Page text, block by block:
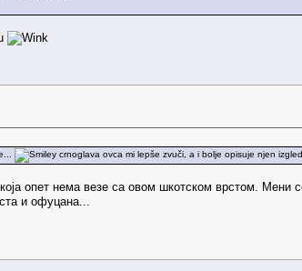
crnoglava ovca mi lepše zvuči, a i bolje opisuje njen izgled
опет нема везе са овом шкотском врстом. Мени
и офуцана...